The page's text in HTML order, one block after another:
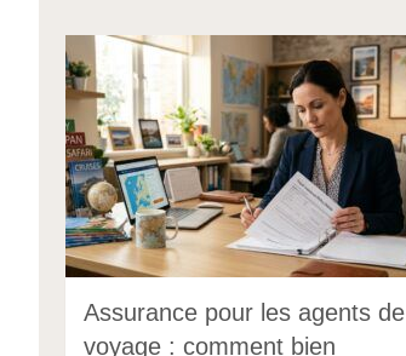
Assurance pour les agents de
voyage : comment bien